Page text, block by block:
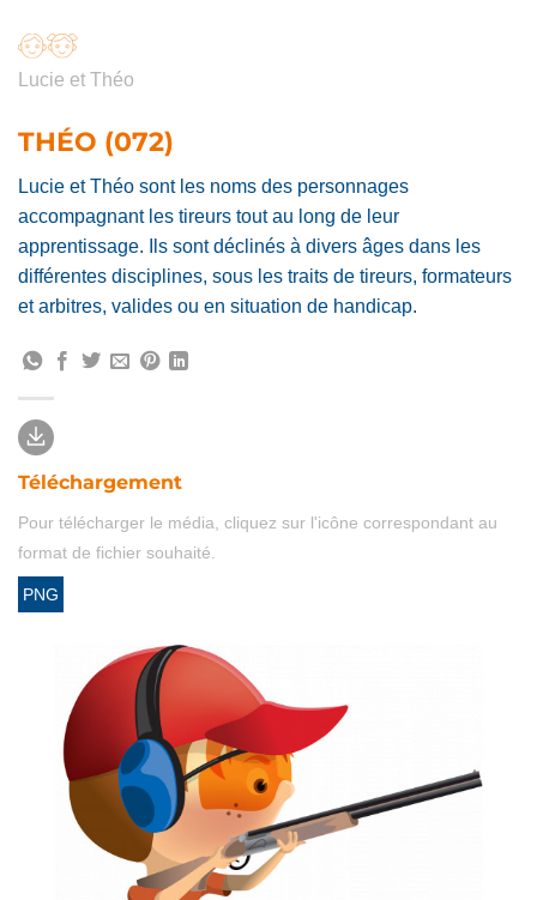
Lucie et Théo
THÉO (072)
Lucie et Théo sont les noms des personnages
accompagnant les tireurs tout au long de leur
apprentissage. Ils sont déclinés à divers âges dans les
différentes disciplines, sous les traits de tireurs, formateurs
et arbitres, valides ou en situation de handicap.
Téléchargement
Pour télécharger le média, cliquez sur l'icône correspondant au
format de fichier souhaité.
PNG